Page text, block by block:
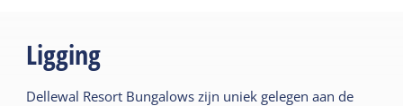
Lees meer
Ligging
Dellewal Resort Bungalows zijn uniek gelegen aan de